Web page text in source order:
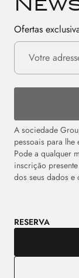
Ofertas
A sociedade
pessoais para lhe
Pode a qualquer
inscrição
dos seus dados e
RESERVA